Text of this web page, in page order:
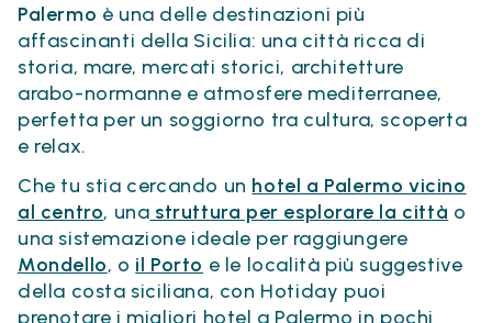
Palermo è una delle destinazioni più
affascinanti della Sicilia: una città ricca di
storia, mare, mercati storici, architetture
arabo-normanne e atmosfere mediterranee,
perfetta per un soggiorno tra cultura, scoperta
e relax.
Che tu stia cercando un hotel a Palermo vicino
al centro, una struttura per esplorare la città o
una sistemazione ideale per raggiungere
Mondello, o il Porto e le località più suggestive
della costa siciliana, con Hotiday puoi
prenotare i migliori hotel a Palermo in pochi